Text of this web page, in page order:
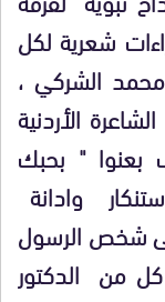
شعرية لكل
الشركي ،
الأردنية
بعنوا " بحبك
وادانة
شخص الرسول
كل من الدكتور